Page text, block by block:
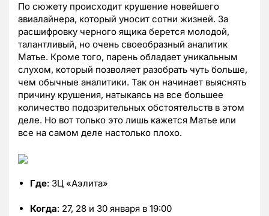
По сюжету происходит крушение новейшего
авиалайнера, который уносит сотни жизней. За
расшифровку черного ящика берется молодой,
талантливый, но очень своеобразный аналитик
Матье. Кроме того, парень обладает уникальным
слухом, который позволяет разобрать чуть больше,
чем обычные аналитики. Так он начинает выяснять
причину крушения, натыкаясь на все большее
количество подозрительных обстоятельств в этом
деле. Но вот только это лишь кажется Матье или
все на самом деле настолько плохо.
Где: ЗЦ «Аэлита»
Когда: 27, 28 и 30 января в 19:00